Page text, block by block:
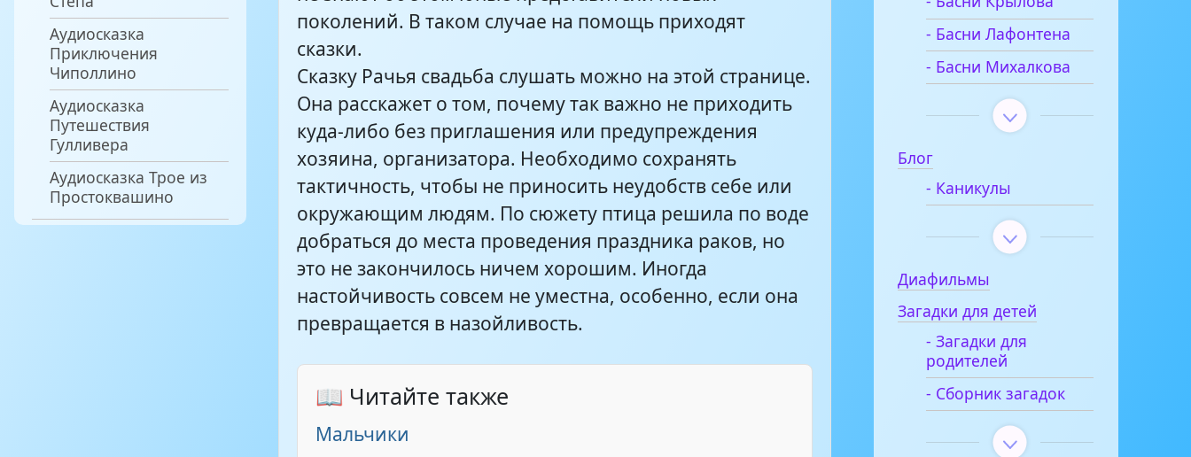
Аудиосказка
Приключения
Чиполлино
Аудиосказка
Путешествия
Гулливера
Аудиосказка Трое из
Простоквашино
поколений. В таком случае на помощь приходят
сказки.
Сказку Рачья свадьба слушать можно на этой странице.
Она расскажет о том, почему так важно не приходить
куда-либо без приглашения или предупреждения
хозяина, организатора. Необходимо сохранять
тактичность, чтобы не приносить неудобств себе или
окружающим людям. По сюжету птица решила по воде
добраться до места проведения праздника раков, но
это не закончилось ничем хорошим. Иногда
настойчивость совсем не уместна, особенно, если она
превращается в назойливость.
📖 Читайте также
Мальчики
- Басни Лафонтена
- Басни Михалкова
Блог
- Каникулы
Диафильмы
Загадки для детей
- Загадки для
родителей
- Сборник загадок